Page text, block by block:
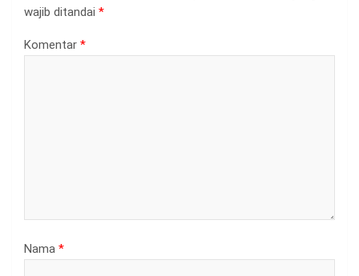
wajib ditandai *
Komentar *
Nama *